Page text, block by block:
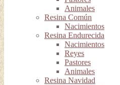
Animales
Resina Común
Nacimientos
Resina Endurecida
Nacimientos
Reyes
Pastores
Animales
Resina Navidad